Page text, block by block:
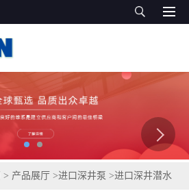
> 产品展厅 >进口深井泵 >进口深井潜水